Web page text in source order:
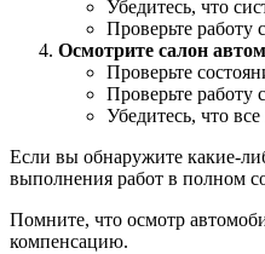
Убедитесь, что
Проверьте работу
Осмотрите салон
Проверьте
Проверьте работу
Убедитесь, что
Если вы обнаружите какие-
выполнения работ в полном
Помните, что осмотр
компенсацию.